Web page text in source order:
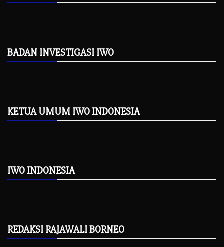
BADAN INVESTIGASI IWO
KETUA UMUM IWO INDONESIA
IWO INDONESIA
REDAKSI RAJAWALI BORNEO